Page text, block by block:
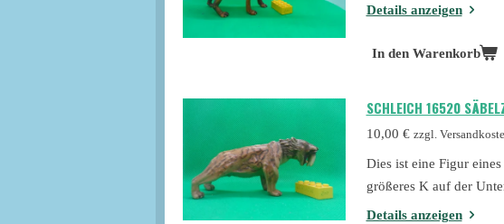
Details anzeigen
In den Warenkorb
SCHLEICH 16520
10,00 € zzgl.
Dies ist eine Figur
größeres K auf der
Details anzeigen